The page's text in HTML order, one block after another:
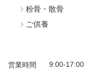
粉骨・散骨
ご供養
営業時間 9:00-17:00